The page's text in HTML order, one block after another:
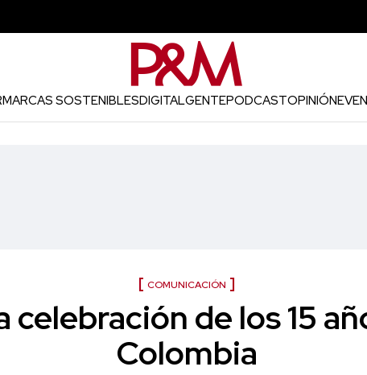
MARCAS SOSTENIBLESDIGITALGENTEPODCASTOPINIÓN
COMUNICACIÓN
celebración de los 15
Colombia